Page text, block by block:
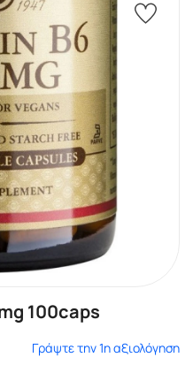
100caps
Γράψτε την 1η αξιολόγηση